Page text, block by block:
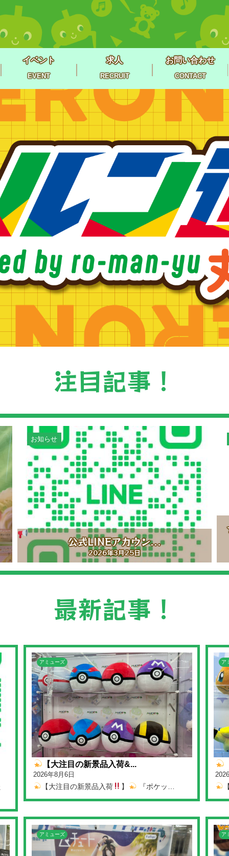
イベント
EVENT
求人
RECRUIT
お問い合わせ
CONTACT
注目記事！
お知らせ
★「トレルン遊丸岡店」オープニングス
タッ...
2025年6月20日
最新記事！
アミューズ
【大注目の新景品入荷&...
2026年8月6日
【大注目の新景品入荷 】 『ポケッ…
ア
アミューズ ア